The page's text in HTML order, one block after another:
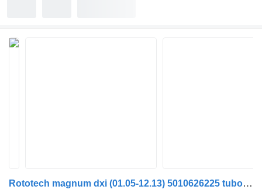
Rototech magnum dxi (01.05-12.13) 5010626225 tubo de refrigeración para Renault Magnum (1990-2014) cabeza tractora